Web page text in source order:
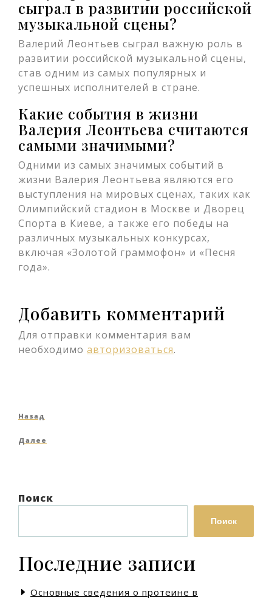
сыграл в развитии российской
музыкальной сцены?
Валерий Леонтьев сыграл важную роль в
развитии российской музыкальной сцены,
став одним из самых популярных и
успешных исполнителей в стране.
Какие события в жизни
Валерия Леонтьева считаются
самыми значимыми?
Одними из самых значимых событий в
жизни Валерия Леонтьева являются его
выступления на мировых сценах, таких как
Олимпийский стадион в Москве и Дворец
Спорта в Киеве, а также его победы на
различных музыкальных конкурсах,
включая «Золотой граммофон» и «Песня
года».
Добавить комментарий
Для отправки комментария вам
необходимо авторизоваться.
Навигация
по
Предыдущая
Назад
Следующая
Далее
Поиск
Поиск
Последние записи
Основные сведения о протеине в